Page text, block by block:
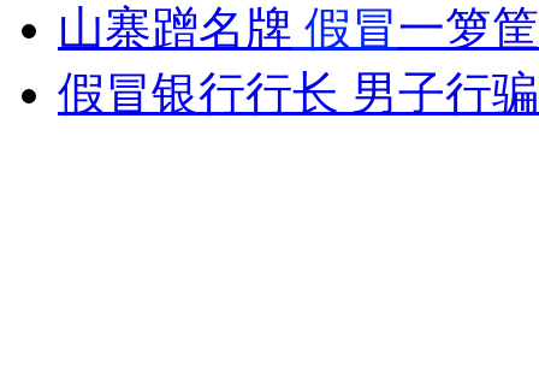
山寨蹭名牌 假冒一箩筐
假冒银行行长 男子行